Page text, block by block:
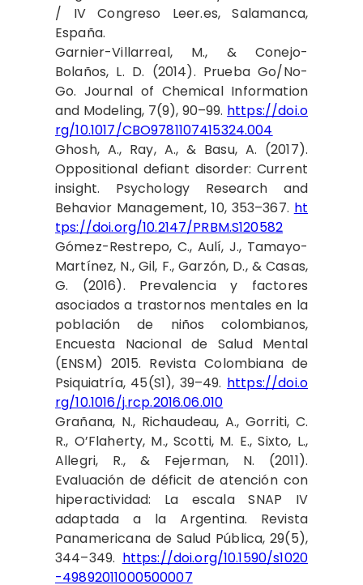
/ IV Congreso Leer.es, Salamanca,
España.
Garnier-Villarreal, M., & Conejo-
Bolaños, L. D. (2014). Prueba Go/No-
Go. Journal of Chemical Information
and Modeling, 7(9), 90–99. https://doi.o
rg/10.1017/CBO9781107415324.004
Ghosh, A., Ray, A., & Basu, A. (2017).
Oppositional defiant disorder: Current
insight. Psychology Research and
Behavior Management, 10, 353–367. ht
tps://doi.org/10.2147/PRBM.S120582
Gómez-Restrepo, C., Aulí, J., Tamayo-
Martínez, N., Gil, F., Garzón, D., & Casas,
G. (2016). Prevalencia y factores
asociados a trastornos mentales en la
población de niños colombianos,
Encuesta Nacional de Salud Mental
(ENSM) 2015. Revista Colombiana de
Psiquiatría, 45(S1), 39–49. https://doi.o
rg/10.1016/j.rcp.2016.06.010
Grañana, N., Richaudeau, A., Gorriti, C.
R., O’Flaherty, M., Scotti, M. E., Sixto, L.,
Allegri, R., & Fejerman, N. (2011).
Evaluación de déficit de atención con
hiperactividad: La escala SNAP IV
adaptada a la Argentina. Revista
Panamericana de Salud Pública, 29(5),
344–349. https://doi.org/10.1590/s1020
-49892011000500007